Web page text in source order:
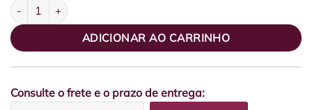
Box Coração de Camurça Bromélia e Orquídea quantidade
ADICIONAR AO CARRINHO
Consulte o frete e o prazo de entrega: